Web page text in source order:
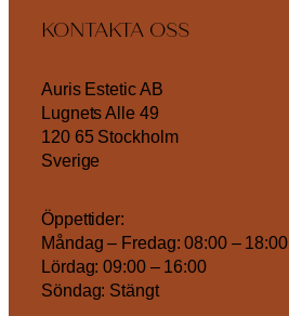
KONTAKTA OSS
Auris Estetic AB
Lugnets Alle 49
120 65 Stockholm
Sverige
Öppettider:
Måndag – Fredag: 08:00 – 18:00
Lördag: 09:00 – 16:00
Söndag: Stängt